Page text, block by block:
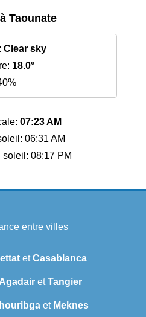
Taounate
Clear sky
18.0°
07:23 AM
06:31 AM
08:17 PM
entre villes
etCasablanca
AgadairetTangier
et Meknes